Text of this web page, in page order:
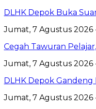
DLHK Depok Buka
Jumat, 7 Agustus 2026
Cegah Tawuran
Jumat, 7 Agustus 2026
DLHK Depok Gandeng
Jumat, 7 Agustus 2026